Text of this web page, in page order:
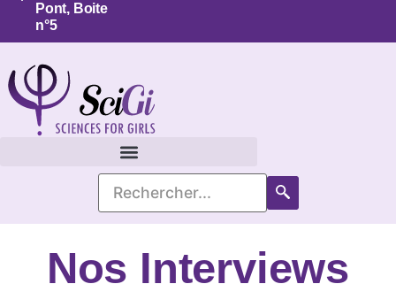
Pont, Boite
n°5
Nos Interviews